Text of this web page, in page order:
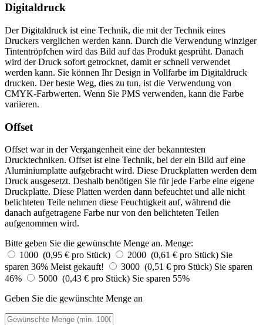
Digitaldruck
Der Digitaldruck ist eine Technik, die mit der Technik eines
Druckers verglichen werden kann. Durch die Verwendung winziger
Tintentröpfchen wird das Bild auf das Produkt gesprüht. Danach
wird der Druck sofort getrocknet, damit er schnell verwendet
werden kann. Sie können Ihr Design in Vollfarbe im Digitaldruck
drucken. Der beste Weg, dies zu tun, ist die Verwendung von
CMYK-Farbwerten. Wenn Sie PMS verwenden, kann die Farbe
variieren.
Offset
Offset war in der Vergangenheit eine der bekanntesten
Drucktechniken. Offset ist eine Technik, bei der ein Bild auf eine
Aluminiumplatte aufgebracht wird. Diese Druckplatten werden dem
Druck ausgesetzt. Deshalb benötigen Sie für jede Farbe eine eigene
Druckplatte. Diese Platten werden dann befeuchtet und alle nicht
belichteten Teile nehmen diese Feuchtigkeit auf, während die
danach aufgetragene Farbe nur von den belichteten Teilen
aufgenommen wird.
Bitte geben Sie die gewünschte Menge an. Menge:
1000 (0,95 € pro Stück)
2000 (0,61 € pro Stück) Sie
sparen 36% Meist gekauft! 3000 (0,51 € pro Stück) Sie sparen
46%
5000 (0,43 € pro Stück) Sie sparen 55%
Geben Sie die gewünschte Menge an